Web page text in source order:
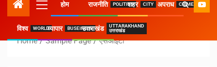
होम राजनीति POLITICSशहर CITY अपराध CRIME
विश्व WORLDव्यापार BUSEINESSउत्तराखंड
UTTARAKHAND
उत्तराखंड
Home Sample Page एसआईटी